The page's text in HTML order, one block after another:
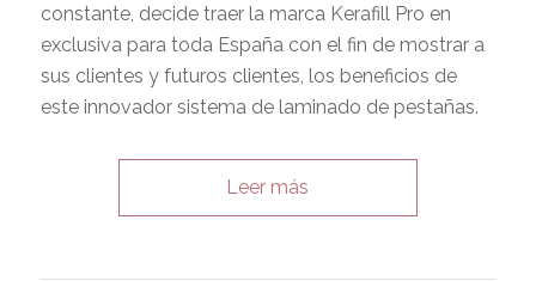
constante, decide traer la marca Kerafill Pro en
exclusiva para toda España con el fin de mostrar a
sus clientes y futuros clientes, los beneficios de
este innovador sistema de laminado de pestañas.
Leer más